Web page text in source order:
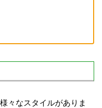
々なスタイルがありま